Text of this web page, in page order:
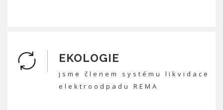
EKOLOGIE
jsme členem systému likvidace
elektroodpadu REMA